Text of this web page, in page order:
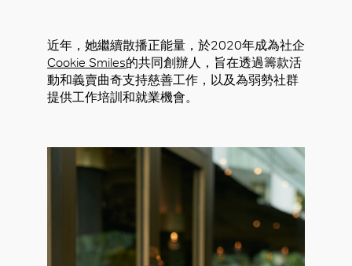
近年，她繼續散播正能量，於2020年成為社企
Cookie Smiles的共同創辦人，旨在透過籌款活
動和義賣曲奇支持慈善工作，以及為弱勢社群
提供工作培訓和就業機會。